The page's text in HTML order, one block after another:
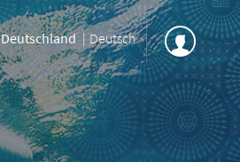
Deutschland | Deutsch